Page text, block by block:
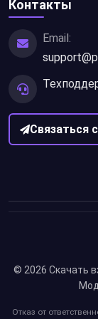
Контакты
Email:
Связаться
© 2026 Скачать
Отказ от